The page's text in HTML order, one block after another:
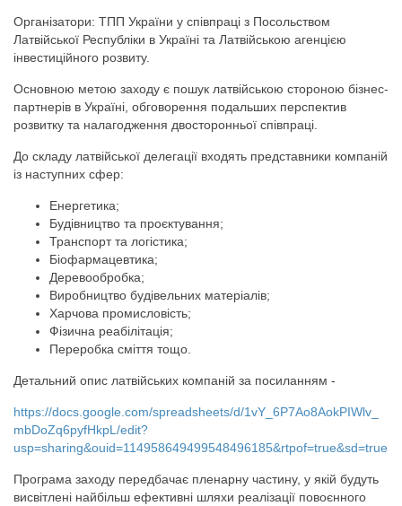
Організатори: ТПП України у співпраці з Посольством
Латвійської Республіки в Україні та Латвійською агенцією
інвестиційного розвиту.
Основною метою заходу є пошук латвійською стороною бізнес-
партнерів в Україні, обговорення подальших перспектив
розвитку та налагодження двосторонньої співпраці.
До складу латвійської делегації входять представники компаній
із наступних сфер:
Енергетика;
Будівництво та проєктування;
Транспорт та логістика;
Біофармацевтика;
Деревообробка;
Виробництво будівельних матеріалів;
Харчова промисловість;
Фізична реабілітація;
Переробка сміття тощо.
Детальний опис латвійських компаній за посиланням -
https://docs.google.com/spreadsheets/d/1vY_6P7Ao8AokPIWlv_
mbDoZq6pyfHkpL/edit?
usp=sharing&ouid=114958649499548496185&rtpof=true&sd=true
Програма заходу передбачає пленарну частину, у якій будуть
висвітлені найбільш ефективні шляхи реалізації повоєнного